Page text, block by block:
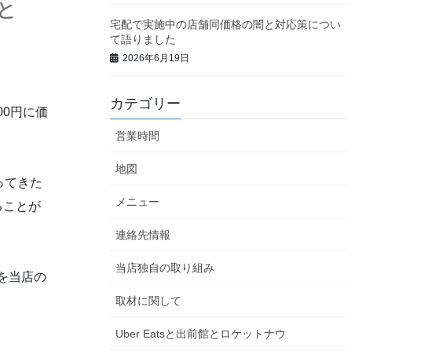
円に価
てきた
ことが
当店の
宅配で実施中の店舗同価格の闇と対応策につい
て語りました
2026年6月19日
カテゴリー
営業時間
地図
メニュー
連絡先情報
当店独自の取り組み
取材に関して
Uber Eatsと出前館とロケットナウ